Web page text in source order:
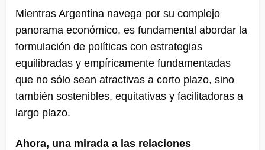
Mientras Argentina navega por su complejo
panorama económico, es fundamental abordar la
formulación de políticas con estrategias
equilibradas y empíricamente fundamentadas
que no sólo sean atractivas a corto plazo, sino
también sostenibles, equitativas y facilitadoras a
largo plazo.
Ahora, una mirada a las relaciones